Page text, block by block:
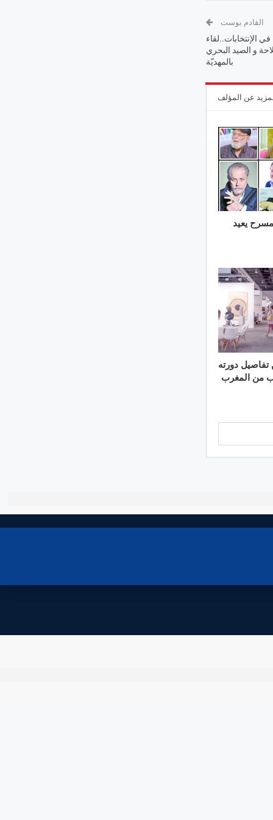
القادم بوست
الإنتخابات..لقاء
و الصيد البحري
بالمهديّة
عن المؤلف
يعيد
دورته
من المغرب